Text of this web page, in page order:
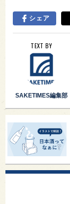
シェア
TEXT BY
SAKETIMES編集部